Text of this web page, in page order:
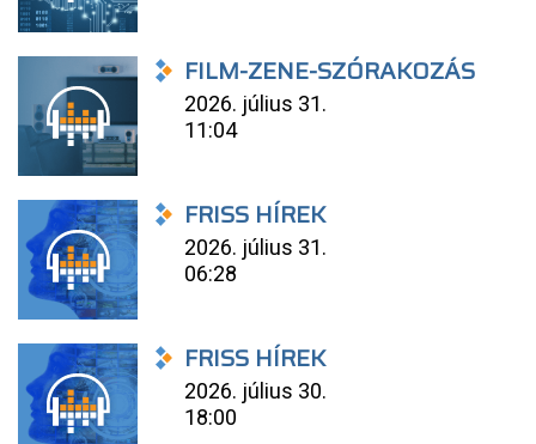
FILM-ZENE-SZÓRAKOZÁS
2026. július 31.
11:04
FRISS HÍREK
2026. július 31.
06:28
FRISS HÍREK
2026. július 30.
18:00